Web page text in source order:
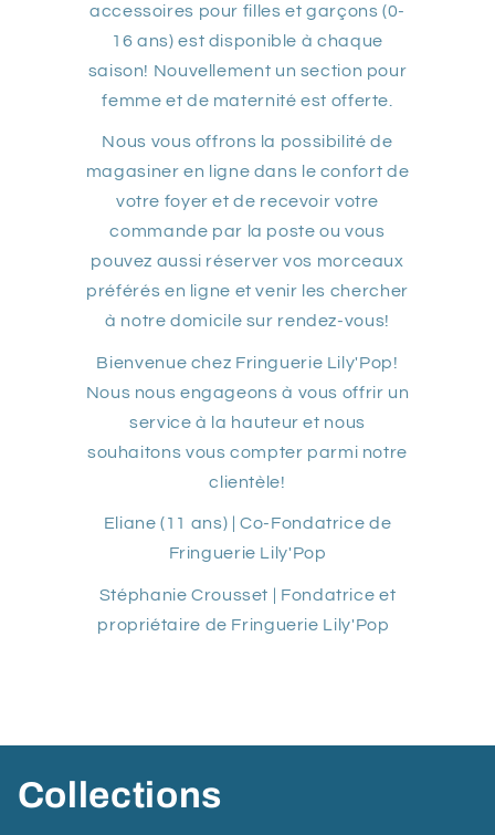
accessoires pour filles et garçons (0-
16 ans) est disponible à chaque
saison! Nouvellement un section pour
femme et de maternité est offerte.
Nous vous offrons la possibilité de
magasiner en ligne dans le confort de
votre foyer et de recevoir votre
commande par la poste ou vous
pouvez aussi réserver vos morceaux
préférés en ligne et venir les chercher
à notre domicile sur rendez-vous!
Bienvenue chez Fringuerie Lily'Pop!
Nous nous engageons à vous offrir un
service à la hauteur et nous
souhaitons vous compter parmi notre
clientèle!
Eliane (11 ans) | Co-Fondatrice de
Fringuerie Lily'Pop
Stéphanie Crousset | Fondatrice et
propriétaire de Fringuerie Lily'Pop
Collections